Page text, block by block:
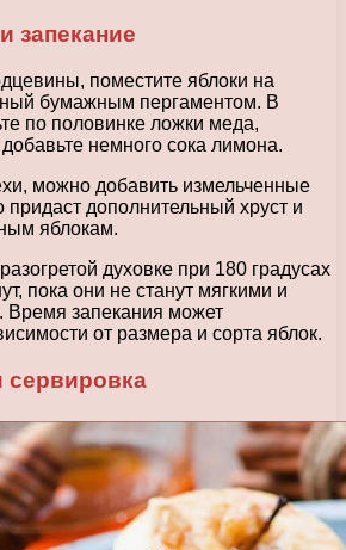
запекание
поместите яблоки на
бумажным пергаментом. В
по половинке ложки меда,
немного сока лимона.
можно добавить измельченные
придаст дополнительный хруст и
яблокам.
духовке при 180 градусах
пока они не станут мягкими и
Время запекания может
от размера и сорта яблок.
сервировка